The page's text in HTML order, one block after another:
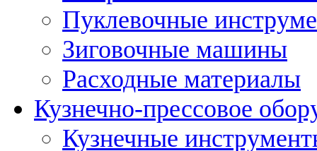
Пуклевочные
Зиговочные машины
Расходные материалы
Кузнечно-прессовое
Кузнечные